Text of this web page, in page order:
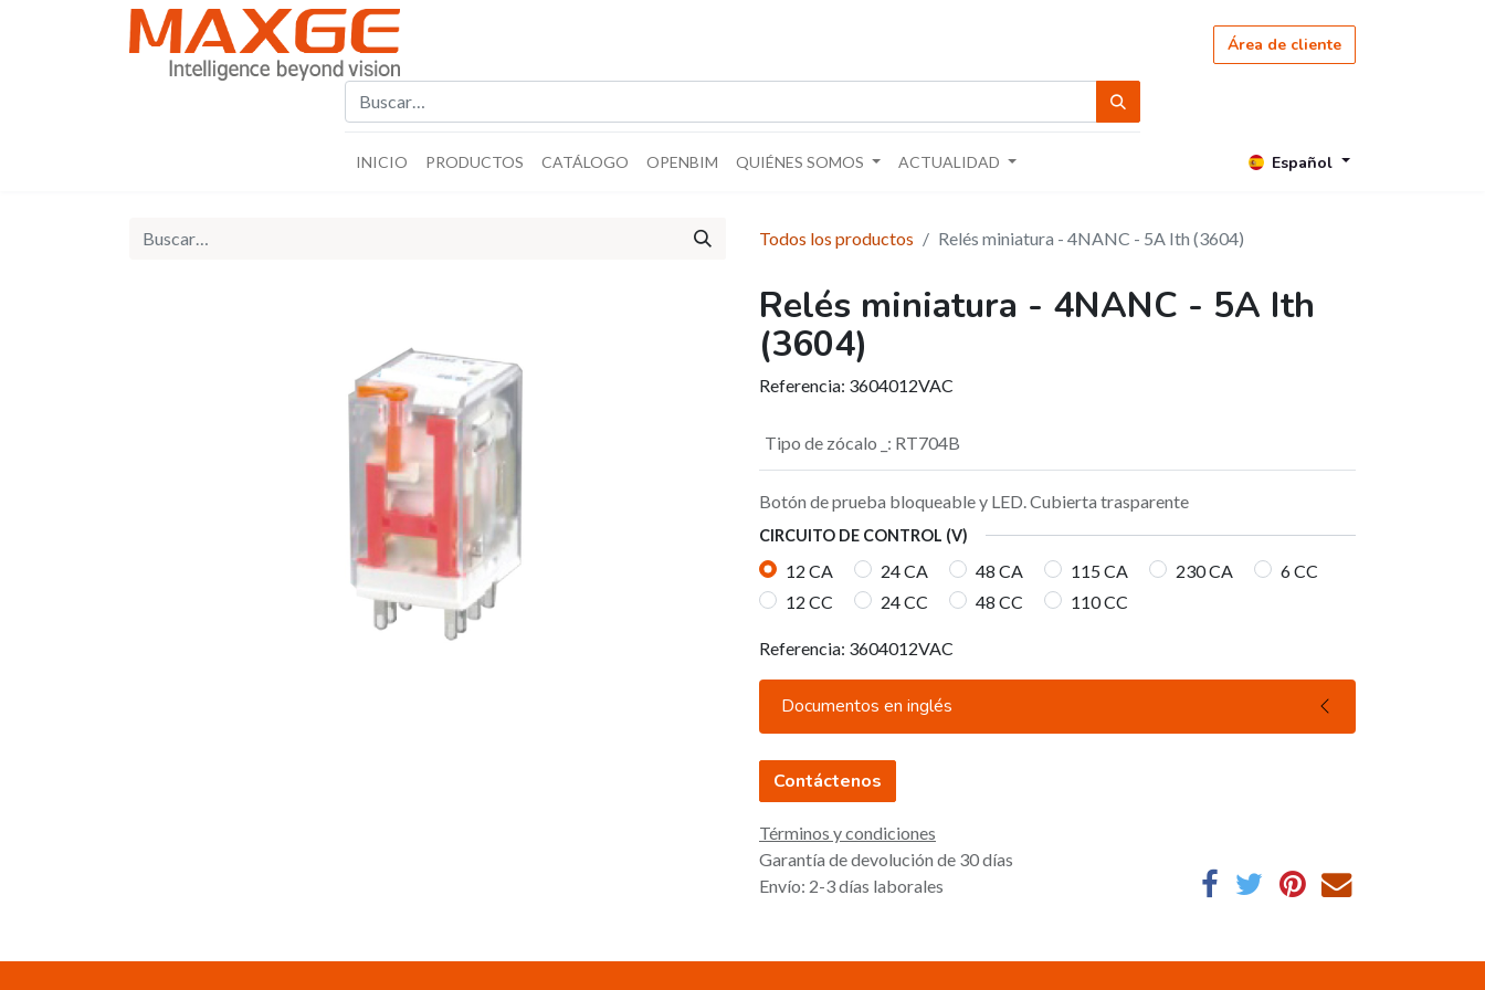
Área de cliente
INICIO PRODUCTOS CATÁLOGO OPENBIM QUIÉNES SOMOS ACTUALIDAD Español
Todos los productos Relés miniatura - 4NANC - 5A Ith (3604)
Relés miniatura - 4NANC - 5A Ith
(3604)
Referencia: 3604012VAC
Tipo de zócalo _ : RT704B
Botón de prueba bloqueable y LED. Cubierta trasparente
CIRCUITO DE CONTROL (V)
12 CA 24 CA 48 CA 115 CA 230 CA
6 CC
12 CC
24 CC 48 CC 110 CC
Referencia: 3604012VAC
Documentos en inglés
Contáctenos
Términos y condiciones
Garantía de devolución de 30 días
Envío: 2-3 días laborales